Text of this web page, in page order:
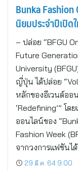
Bunka
นิยมประจำปีเปิ
– ปล่อย “BFGU
Future
University
ญี่ปุ่น ได้ปล่อย
หลักของอีเวนต์ออ
‘Redefining’” โด
ออนไลน์ของ
Fashion Week
จากวงการแฟชัน
29 มี.ค. 64 9:00